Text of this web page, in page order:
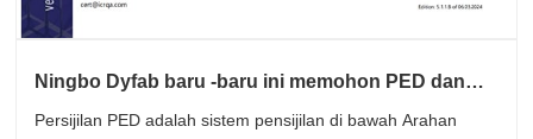
Ningbo Dyfab baru -baru ini memohon PED dan
Persijilan PED adalah sistem pensijilan di bawah Arahan